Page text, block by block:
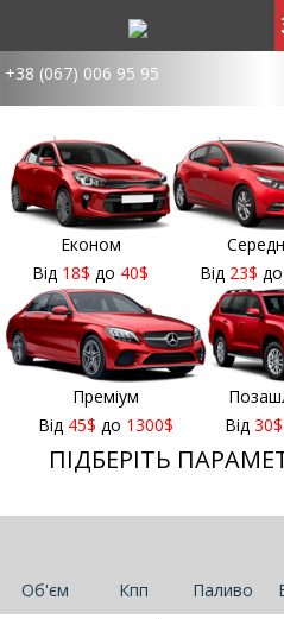
+38 (067) 006 95 95
Економ
Від 18$ до 40$
Від 23$ до
Преміум
Від 45$ до 1300$
Від30$
ПІДБЕРІТЬ
Об'єм Кпп Паливо